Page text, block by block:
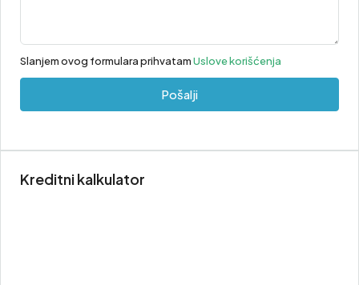
Slanjem ovog formulara prihvatamUslove korišćenja
Pošalji
Kreditni kalkulator